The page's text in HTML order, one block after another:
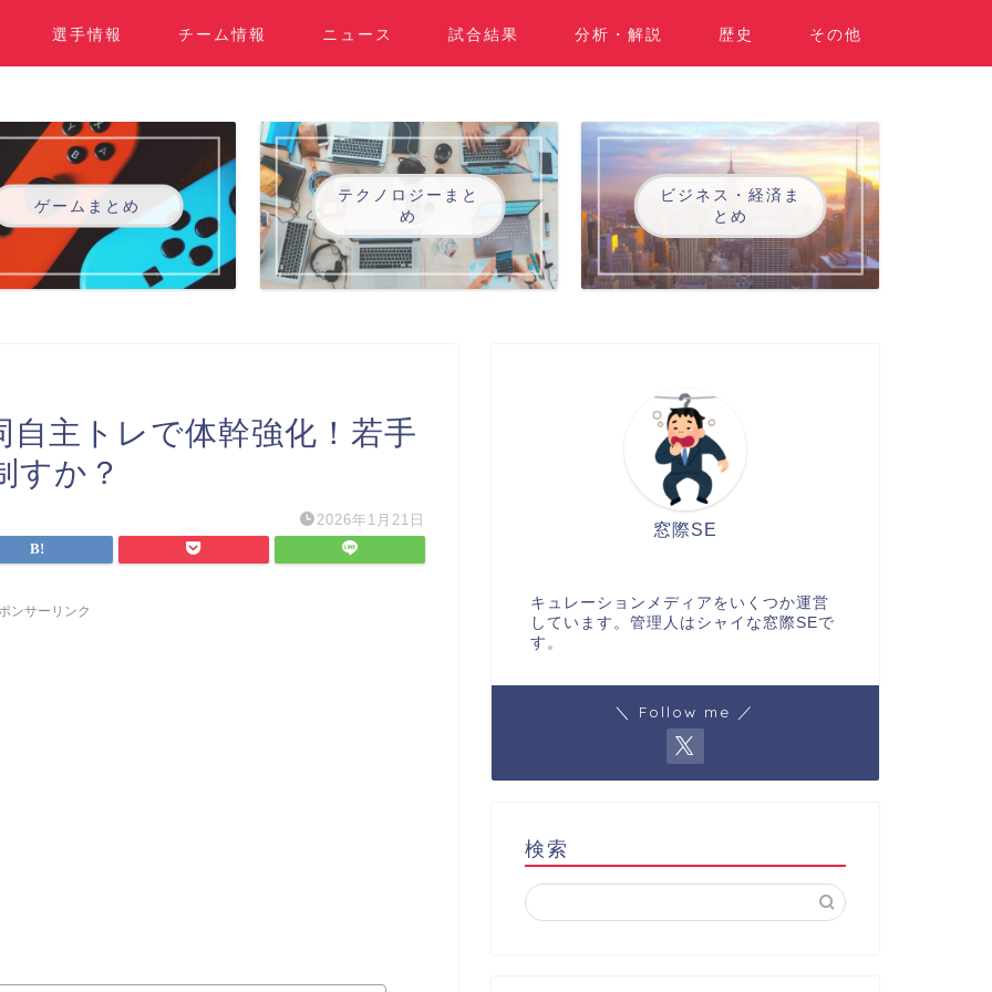
選手情報 チーム情報 ニュース 試合結果 分析・解説 歴史 その他
ゲームまとめ
テクノロジーまと
め
ビジネス・経済ま
とめ
自主トレで体幹強化！若手
すか？
2026年1月21日
ンサーリンク
窓際SE
キュレーションメディアをいくつか運営
しています。管理人はシャイな窓際SEで
す。
＼ Follow me ／
検索